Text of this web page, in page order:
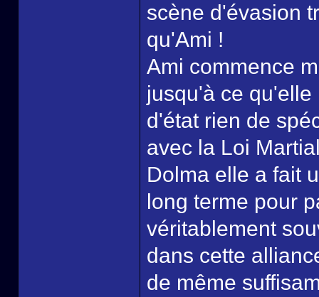
scène d'évasion
qu'Ami !
Ami commence
jusqu'à ce
d'état rien de
avec la Loi
Dolma elle a fait
long terme pour
véritablement
dans cette
de même